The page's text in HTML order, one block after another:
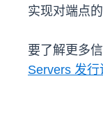
实现对端点
要了解更多
Servers 发行